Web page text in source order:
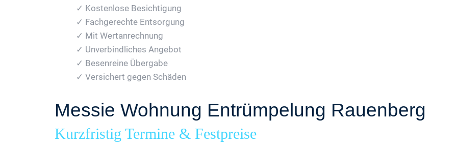
✓ Kostenlose Besichtigung
✓ Fachgerechte Entsorgung
✓ Mit Wertanrechnung
✓ Unverbindliches Angebot
✓ Besenreine Übergabe
✓ Versichert gegen Schäden
Messie Wohnung Entrümpelung Rauenberg
Kurzfristig Termine & Festpreise